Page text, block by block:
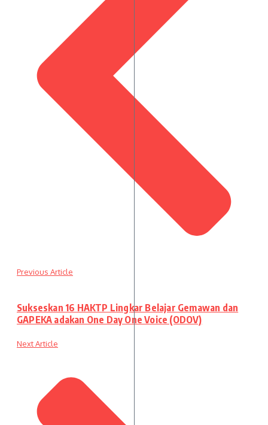
Previous Article
Sukseskan 16 HAKTP Lingkar Belajar Gemawan dan
GAPEKA adakan One Day One Voice (ODOV)
Next Article